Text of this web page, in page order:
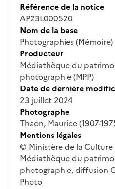
Référence de la notice
AP23L000520
Nom de la base
Photographies (Mémoire)
Producteur
Médiathèque du
photographie (MPP)
Date de dernière
23 juillet 2024
Photographe
Thaon, Maurice (1907-
Mentions légales
© Ministère de la Culture
Médiathèque du
photographie, diffusion
Photo